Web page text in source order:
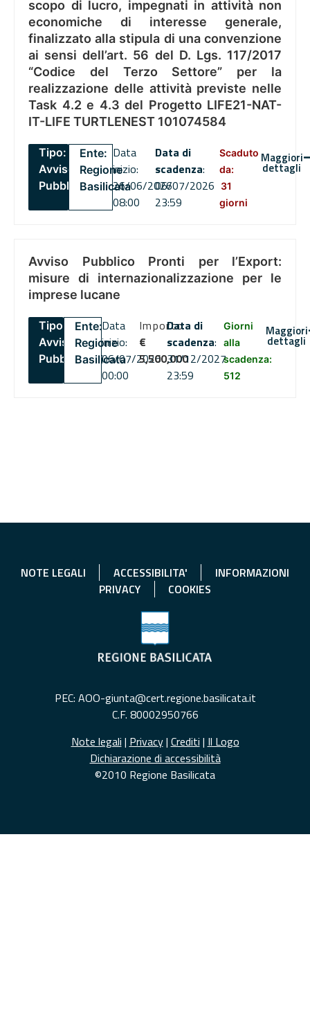
scopo di lucro, impegnati in attività non
economiche di interesse generale,
finalizzato alla stipula di una convenzione
ai sensi dell’art. 56 del D. Lgs. 117/2017
“Codice del Terzo Settore” per la
realizzazione delle attività previste nelle
Task 4.2 e 4.3 del Progetto LIFE21-NAT-
IT-LIFE TURTLENEST 101074584
Tipo:
Avviso
Pubblico
Ente:
Regione
Basilicata
Data
inizio:
26/06/2026
08:00
Data di
scadenza:
06/07/2026
23:59
Scaduto
da:
31
giorni
Maggiori
dettagli
Avviso Pubblico Pronti per l’Export:
misure di internazionalizzazione per le
imprese lucane
Tipo:
Avviso
Pubblico
Ente:
Regione
Basilicata
Data
inizio:
06/07/2026
00:00
Importo
€
5,500,000
Data di
scadenza:
31/12/2027
23:59
Giorni
alla
scadenza:
512
Maggiori
dettagli
NOTE LEGALI ACCESSIBILITA'
INFORMAZIONI
PRIVACY
COOKIES
PEC: AOO-giunta@cert.regione.basilicata.it
C.F. 80002950766
Note legali | Privacy| Crediti | Il Logo
Dichiarazione di accessibilità
©2010 Regione Basilicata